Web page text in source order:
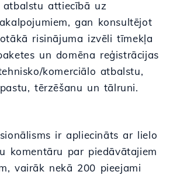
atbalstu attiecībā uz
gan konsultējot
risinājuma izvēli tīmekļa
un domēna reģistrācijas
komerciālo atbalstu,
tērzēšanu un tālruni.
ir apliecināts ar lielo
komentāru par piedāvātajiem
vairāk nekā 200 pieejami